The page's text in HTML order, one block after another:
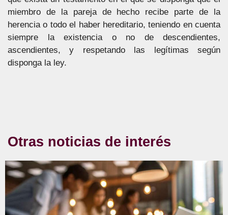
miembro de la pareja de hecho recibe parte de la
herencia o todo el haber hereditario, teniendo en cuenta
siempre la existencia o no de descendientes,
ascendientes, y respetando las legítimas según
disponga la ley.
Otras noticias de interés